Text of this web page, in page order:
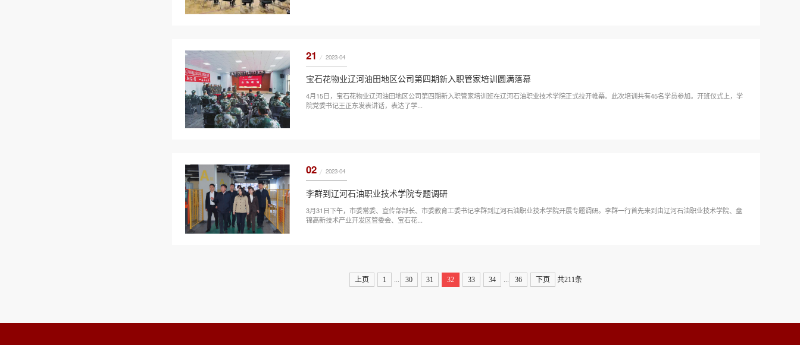
21 2023-04
宝石花物业辽河油田地区公司第四期新入职管家培训圆满落幕
4月15日，宝石花物业辽河油田地区公司第四期新入职管家培训班在辽河石油职业技术学院正式拉开帷幕。此次培训共有45名学员参加。开班仪式上，学
院党委书记王正东发表讲话，表达了学...
02 2023-04
李群到辽河石油职业技术学院专题调研
3月31日下午，市委常委、宣传部部长、市委教育工委书记李群到辽河石油职业技术学院开展专题调研。李群一行首先来到由辽河石油职业技术学院、盘
锦高新技术产业开发区管委会、宝石花...
上页 1 30 31 32 33 34 36 下页 共211条